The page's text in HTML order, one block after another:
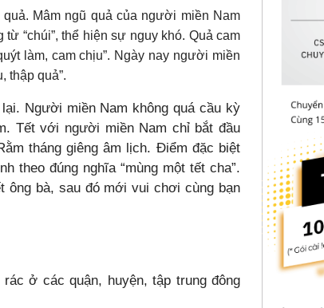
Mâm ngũ quả của người miền Nam
“chúi”, thể hiện sự nguy khó. Quả cam
làm, cam chịu”. Ngày nay người miền
thập quả”.
Người miền Nam không quá cầu kỳ
Tết với người miền Nam chỉ bắt đầu
tháng giêng âm lịch. Điểm đặc biệt
theo đúng nghĩa “mùng một tết cha”.
ông bà, sau đó mới vui chơi cùng bạn
ở các quận, huyện, tập trung đông